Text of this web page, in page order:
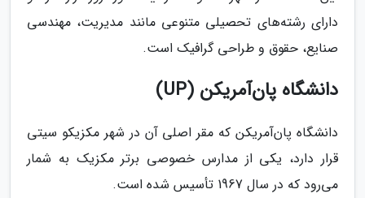
دارای رشته‌های تحصیلی متنوعی مانند مدیریت، مهندسی
صنایع، حقوق و طراحی گرافیک است.
دانشگاه پان‌آمریکن (UP)
دانشگاه پان‌آمریکن که مقر اصلی آن در شهر مکزیکو سیتی
قرار دارد، یکی از مدارس خصوصی برتر مکزیک به شمار
می‌رود که در سال 1967 تأسیس شده‌ است.